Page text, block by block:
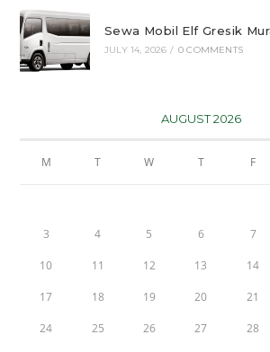
Sewa Mobil Elf Gresik
JULY 14, 2026 / 0 COMMENTS
AUGUST 2026
M T W T F
3 4 5 6 7
10 11 12 13 14
17 18 19 20 21
24 25 26 27 28